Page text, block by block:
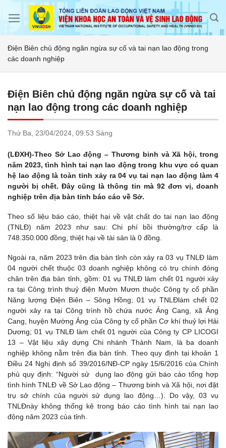
Điện Biên chủ động ngăn ngừa sự cố và tai nạn lao động trong
các doanh nghiệp
Điện Biên chủ động ngăn ngừa sự cố và tai
nạn lao động trong các doanh nghiệp
Thứ Ba, 23/04/2024, 09:53 Sáng
(LĐXH)-Theo Sở Lao động – Thương binh và Xã hội, trong
năm 2023, tình hình tai nạn lao động trong khu vực có quan
hệ lao động là toàn tỉnh xảy ra 04 vụ tai nạn lao động làm 4
người bị chết. Đây cũng là thông tin mà 92 đơn vị, doanh
nghiệp trên địa bàn tỉnh báo cáo về Sở.
Theo số liệu báo cáo, thiệt hại về vật chất do tai nạn lao động
(TNLĐ) năm 2023 như sau: Chi phí bồi thường/trợ cấp là
748.350.000 đồng, thiệt hại về tài sản là 0 đồng.
Ngoài ra, năm 2023 trên địa bàn tỉnh còn xảy ra 03 vụ TNLĐ làm
04 người chết thuộc 03 doanh nghiệp không có trụ chính đóng
chân trên địa bàn tỉnh, gồm: 01 vụ TNLĐ làm chết 01 người xảy
ra tại Công trình thuỷ điện Mườn Mươn thuộc Công ty cổ phần
Năng lượng Điện Biên – Sông Hồng; 01 vụ TNLĐlàm chết 02
người xảy ra tại Công trình hồ chứa nước Ảng Cang, xã Ảng
Cang, huyện Mường Ảng của Công ty cổ phần Cơ khí thuỷ lợi Hải
Dương; 01 vụ TNLĐ làm chết 01 người của Công ty CP LICOGI
13 – Vật liệu xây dựng Chi nhánh Thành Nam,
là ba doanh
nghiệp không nằm trên địa bàn tỉnh. Theo quy định tại khoản 1
Điều 24 Nghị định số 39/2016/NĐ-CP ngày 15/6/2016 của Chính
phủ quy định: “Người sử dụng lao động gửi báo cáo tổng hợp
tình hình TNLĐ về Sở Lao động – Thương binh và Xã hội, nơi đặt
trụ sở chính của người sử dụng lao động…). Do vậy, 03 vụ
TNLĐnày không thống kê trong báo cáo tình hình tai nạn lao
động năm 2023 của tỉnh.